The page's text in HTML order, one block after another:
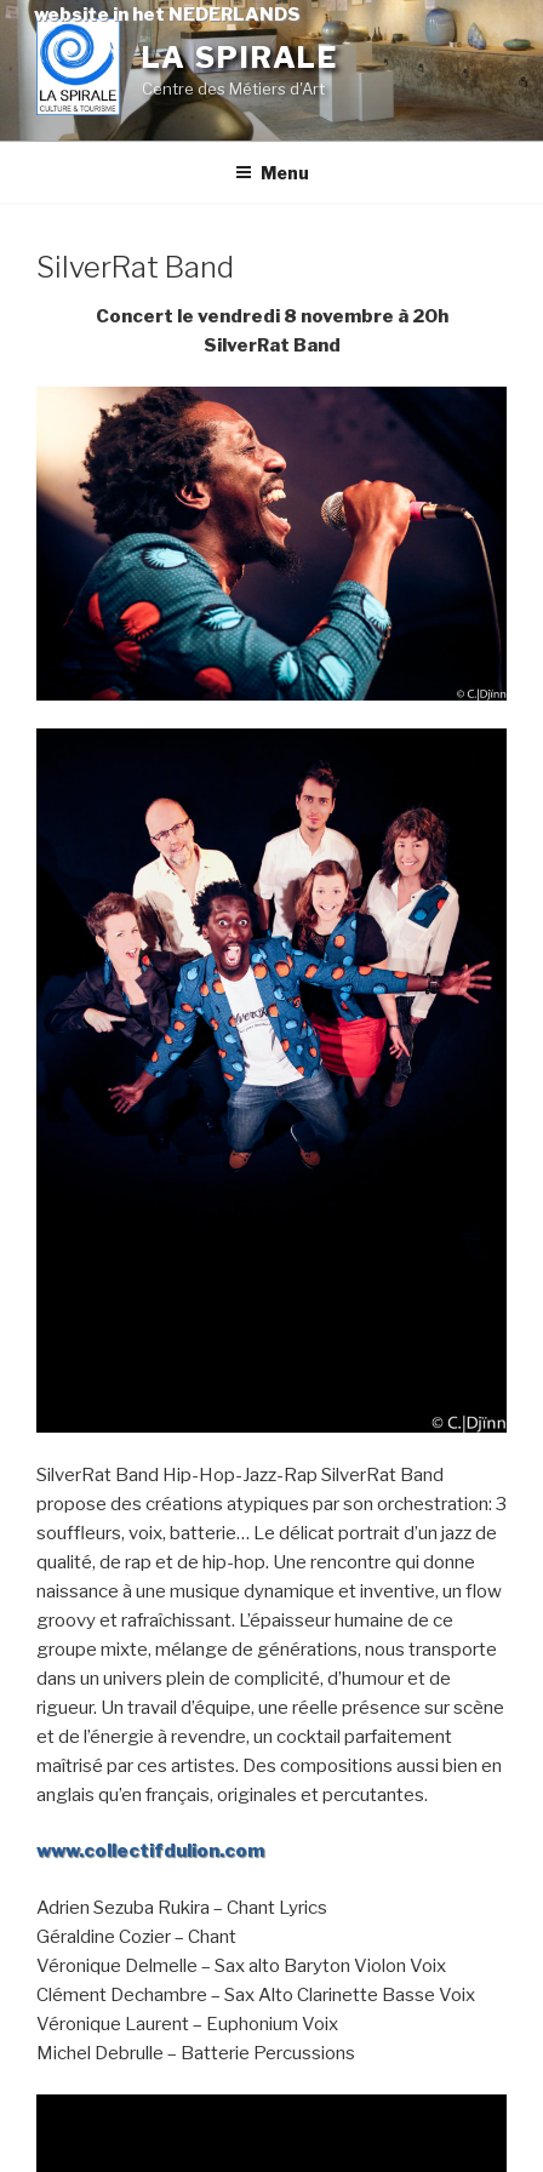
website in het NEDERLANDS
Skip
content
LA SPIRALE
Centre des Métiers d'Art
Menu
SilverRat Band
Concert le vendredi 8 novembre à 20h
SilverRat Band
SilverRat Band Hip-Hop-Jazz-Rap SilverRat Band
propose des créations atypiques par son orchestration: 3
souffleurs, voix, batterie… Le délicat portrait d’un jazz de
qualité, de rap et de hip-hop. Une rencontre qui donne
naissance à une musique dynamique et inventive, un flow
groovy et rafraîchissant. L’épaisseur humaine de ce
groupe mixte, mélange de générations, nous transporte
dans un univers plein de complicité, d’humour et de
rigueur. Un travail d’équipe, une réelle présence sur scène
et de l’énergie à revendre, un cocktail parfaitement
maîtrisé par ces artistes. Des compositions aussi bien en
anglais qu’en français, originales et percutantes.
www.collectifdulion.com
Adrien Sezuba Rukira – Chant Lyrics
Géraldine Cozier – Chant
Véronique Delmelle – Sax alto Baryton Violon Voix
Clément Dechambre – Sax Alto Clarinette Basse Voix
Véronique Laurent – Euphonium Voix
Michel Debrulle – Batterie Percussions